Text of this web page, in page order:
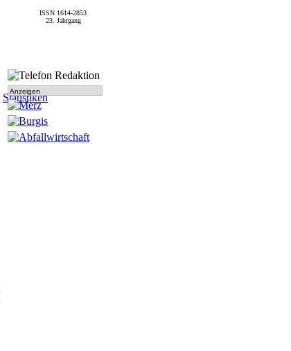
Anzeigen
ISSN 1614-2853
23. Jahrgang
Statistiken